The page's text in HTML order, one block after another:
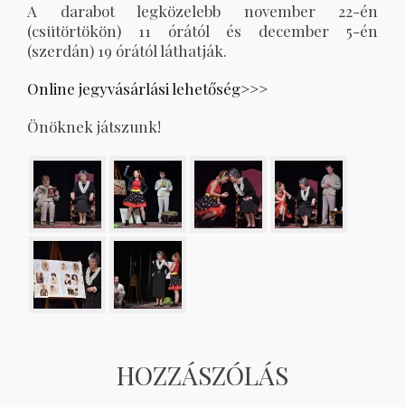
A darabot legközelebb november 22-én
(csütörtökön) 11 órától és december 5-én
(szerdán) 19 órától láthatják.
Online jegyvásárlási lehetőség>>>
Önöknek játszunk!
HOZZÁSZÓLÁS